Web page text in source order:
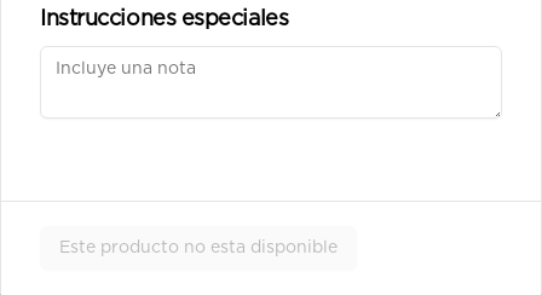
Instrucciones especiales
Este producto no esta disponible